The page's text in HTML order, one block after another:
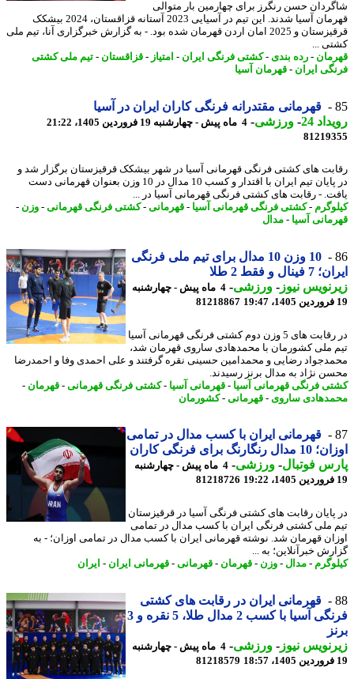
حسن رنگرز برای چهارمین بار متوالی
قهرمان آسیا شدند. این تیم در آسیایی 2023 آستانه قزاقستان، 2024 بیشکک
قرقیزستان و 2025 امان اردن قهرمان شده بود. - به گزارش خبرگزاری آنا، تیم ملی
...
-رده بندی -کشتی فرنگی ایران - امتیاز-قزاقستان-تیم ملی کشتی
ایران - قهرمان آسیا
قهرمانی مقتدرانه فرنگی کاران ایران در آسیا
24
-ورزشی-4 ماه پیش - چهارشنبه 19 فروردین 1405، 21:22
های کشتی فرنگی قهرمانی آسیا در شهر بیشکک قرقیزستان برگزار شد و
در پایان تیم ایران با اقتدار و کسب 10 مدال در 10 وزن بعنوان قهرمانی دست
- رقابت های کشتی فرنگی قهرمانی آسیا در ...
-کشتی فرنگی قهرمانی آسیا -قهرمانی-کشتی فرنگی قهرمانی-وزن -
آسیا -مدال
10 وزن 10 مدال برای تیم ملی فرنگی
و فقط 2 طلا
نیوز-ورزشی-
4 ماه پیش - چهارشنبه
81218867
در رقابت های 5 وزن دوم کشتی فرنگی قهرمانی آسیا
ملی کشورمان با محمدهادی ساروی قهرمان شد،
رضایی و محمدامین حسینی نقره گرفتند و علی احمدی وفا و احمدرضا
نژاد به مدال برنز رسیدند.
فرنگی قهرمانی آسیا -قهرمانی آسیا -کشتی فرنگی قهرمانی-قهرمان -
ساروی-قهرمانی-کشورمان
قهرمانی ایران با کسب مدال در تمامی
برای فرنگی کاران
فوتبال-ورزشی-
4 ماه پیش - چهارشنبه
81218726
رقابت های کشتی فرنگی آسیا در قرقیزستان
ملی کشتی فرنگی ایران با کسب مدال در تمامی
قهرمان شد. نوشته قهرمانی ایران با کسب مدال در تمامی اوزان؛ - به
خبرآنلاین؛ به ...
-مدال-وزن - قهرمان -قهرمانی-قهرمانی ایران - ایران
قهرمانی ایران در رقابت های کشتی
فرنگی آسیا با کسب 2 مدال طلا، 5 نقره و 3
نیوز-ورزشی-
4 ماه پیش - چهارشنبه
81218579